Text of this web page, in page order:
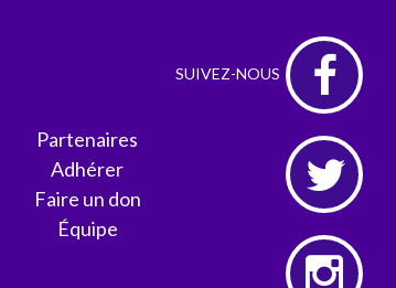
Partenaires
Adhérer
Faire un don
Équipe